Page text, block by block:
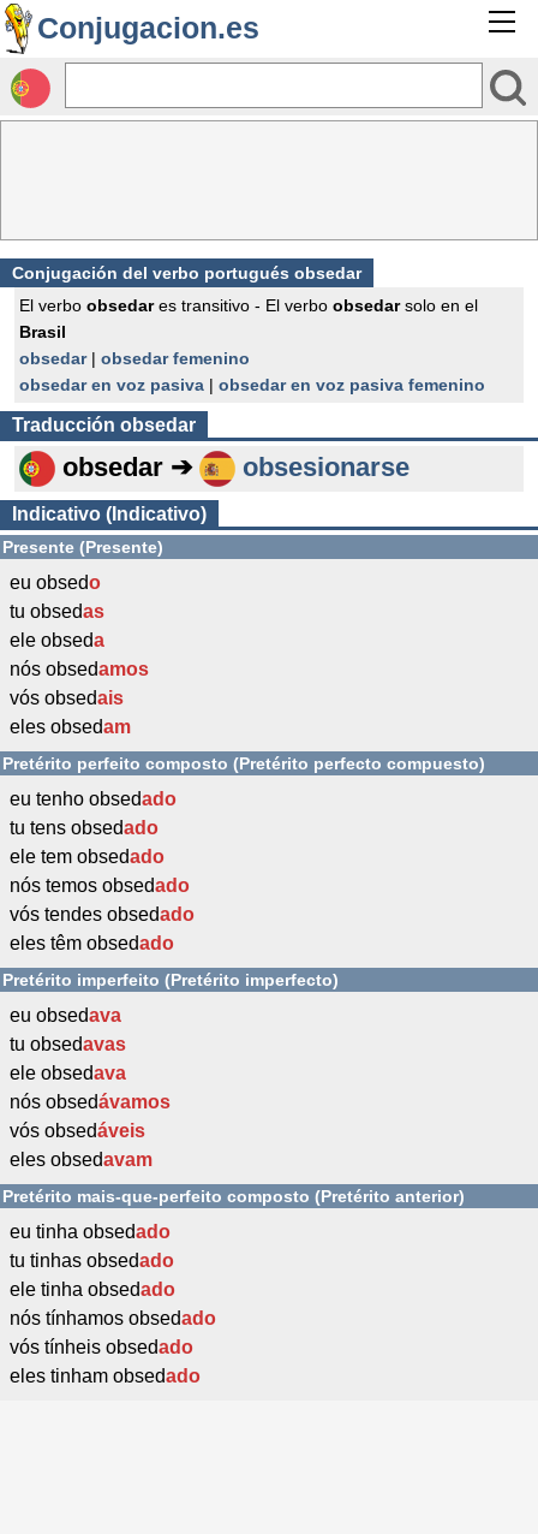
Conjugacion.es
Conjugación del verbo portugués obsedar
El verbo obsedares transitivo - El verbo obsedarsolo en el
Brasil
obsedar| obsedar femenino
obsedar en voz pasiva | obsedar en voz pasiva femenino
Traducción obsedar
obsedar ➔ obsesionarse
Indicativo (Indicativo)
Presente (Presente)
eu obsedo
tu obsedas
ele obseda
nós obsedamos
vós obsedais
eles obsedam
Pretérito perfeito composto (Pretérito perfecto compuesto)
eu tenho obsedado
tu tens obsedado
ele tem obsedado
nós temos obsedado
vós tendes obsedado
eles têm obsedado
Pretérito imperfeito (Pretérito imperfecto)
eu obsedava
tu obsedavas
ele obsedava
nós obsedávamos
vós obsedáveis
eles obsedavam
Pretérito mais-que-perfeito composto (Pretérito anterior)
eu tinha obsedado
tu tinhas obsedado
ele tinha obsedado
nós tínhamos obsedado
vós tínheis obsedado
eles tinham obsedado